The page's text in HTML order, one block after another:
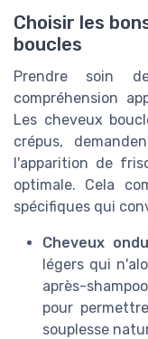
Choisir les
boucles
Prendre soin
compréhension
Les cheveux
crépus,
l'apparition de
optimale. Cela
spécifiques qui
Cheveux
légers qui
après-
pour
souplesse